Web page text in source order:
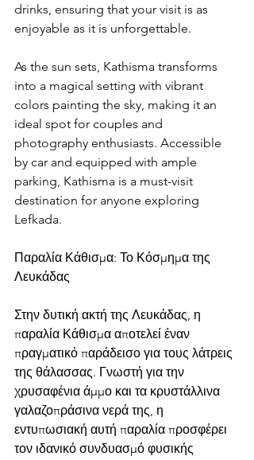
drinks, ensuring that your visit is as
enjoyable as it is unforgettable.
As the sun sets, Kathisma transforms
into a magical setting with vibrant
colors painting the sky, making it an
ideal spot for couples and
photography enthusiasts. Accessible
by car and equipped with ample
parking, Kathisma is a must-visit
destination for anyone exploring
Lefkada.
Παραλία Κάθισμα: Το Κόσμημα της
Λευκάδας
Στην δυτική ακτή της Λευκάδας, η
παραλία Κάθισμα αποτελεί έναν
πραγματικό παράδεισο για τους λάτρεις
της θάλασσας. Γνωστή για την
χρυσαφένια άμμο και τα κρυστάλλινα
γαλαζοπράσινα νερά της, η
εντυπωσιακή αυτή παραλία προσφέρει
τον ιδανικό συνδυασμό φυσικής